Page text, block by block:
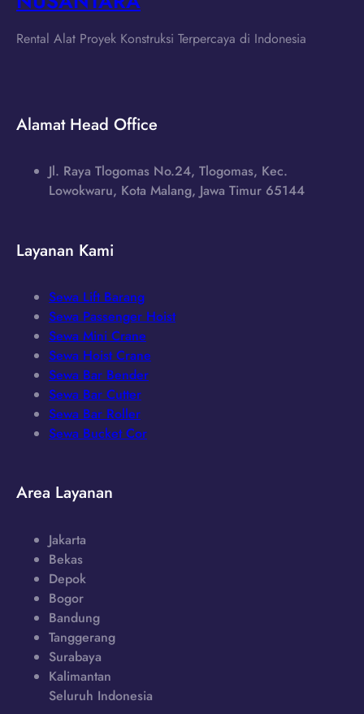
Rental Alat Proyek Konstruksi Terpercaya di Indonesia
Alamat Head Office
Jl. Raya Tlogomas No.24, Tlogomas, Kec.
Lowokwaru, Kota Malang, Jawa Timur 65144
Layanan Kami
Sewa Lift Barang
Sewa Passenger Hoist
Sewa Mini Crane
Sewa Hoist Crane
Sewa Bar Bender
Sewa Bar Cutter
Sewa Bar Roller
Sewa Bucket Cor
Area Layanan
Jakarta
Bekas
Depok
Bogor
Bandung
Tanggerang
Surabaya
Kalimantan
Seluruh Indonesia